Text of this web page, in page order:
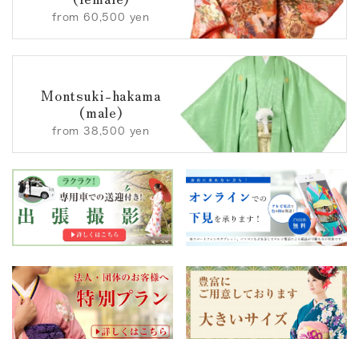
from 60,500 yen
Montsuki-hakama
(male)
from 38,500 yen